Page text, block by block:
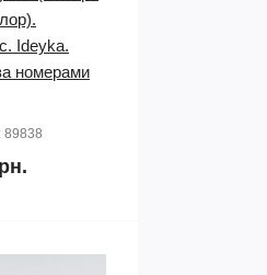
Ideyka.
номерами
89838